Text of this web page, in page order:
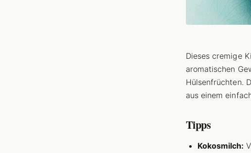
Dieses cremige
aromatischen
Hülsenfrüchten.
aus einem
Tipps
Kokosmilch: